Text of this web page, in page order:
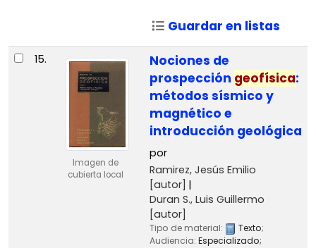
Guardar en listas
15.
Imagen de
cubierta local
Nociones de
prospección geofísica:
métodos sísmico y
magnético e
introducción geológica
por
Ramirez, Jesús Emilio
[autor]
Duran S., Luis Guillermo
[autor]
Tipo de material: Texto;
Audiencia: Especializado;